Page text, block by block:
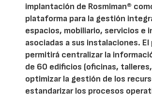
implantación de Rosmiman®
plataforma para la gestión
espacios, mobiliario, servicios e
asociadas a sus instalaciones.
permitirá centralizar la
de 60 edificios (oficinas,
optimizar la gestión de los
estandarizar los procesos